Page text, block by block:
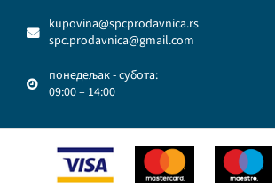
kupovina@spcprodavnica.rs
spc.prodavnica@gmail.com
понедељак - субота:
09:00 – 14:00